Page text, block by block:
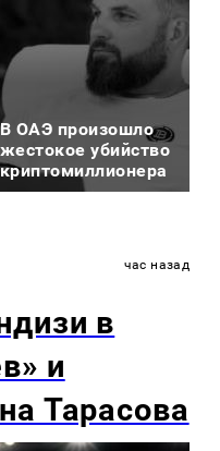
В ОАЭ произошло
жестокое убийство
криптомиллионера
час назад
в
и
Тарасова